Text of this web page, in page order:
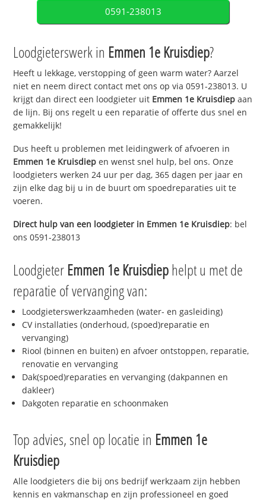
0591-238013
Loodgieterswerk in Emmen 1e Kruisdiep?
Heeft u lekkage, verstopping of geen warm water? Aarzel
niet en neem direct contact met ons op via 0591-238013. U
krijgt dan direct een loodgieter uit Emmen 1e Kruisdiep aan
de lijn. Bij ons regelt u een reparatie of offerte dus snel en
gemakkelijk!
Dus heeft u problemen met leidingwerk of afvoeren in
Emmen 1e Kruisdiep en wenst snel hulp, bel ons. Onze
loodgieters werken 24 uur per dag, 365 dagen per jaar en
zijn elke dag bij u in de buurt om spoedreparaties uit te
voeren.
Direct hulp van een loodgieter in Emmen 1e Kruisdiep: bel
ons 0591-238013
Loodgieter Emmen 1e Kruisdiephelpt u met de
reparatie of vervanging van:
Loodgieterswerkzaamheden (water- en gasleiding)
CV installaties (onderhoud, (spoed)reparatie en
vervanging)
Riool (binnen en buiten) en afvoer ontstoppen, reparatie,
renovatie en vervanging
Dak(spoed)reparaties en vervanging (dakpannen en
dakleer)
Dakgoten reparatie en schoonmaken
Top advies, snel op locatie in Emmen 1e
Kruisdiep
Alle loodgieters die bij ons bedrijf werkzaam zijn hebben
kennis en vakmanschap en zijn professioneel en goed